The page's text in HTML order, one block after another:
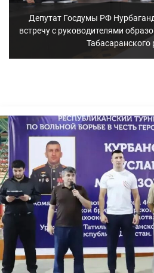
Нарсият Гаджиэменова
совещания по комплексному
территорий в